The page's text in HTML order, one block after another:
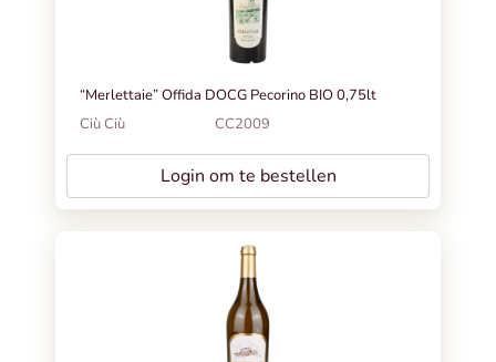
“Merlettaie” Offida DOCG Pecorino BIO 0,75lt
Ciù Ciù
CC2009
Login om te bestellen